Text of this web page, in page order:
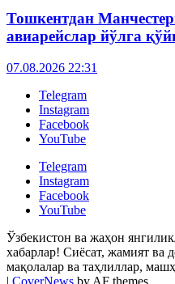
Тошкентдан
авиарейслар йўлга
07.08.2026 22:31
Telegram
Instagram
Facebook
YouTube
Telegram
Instagram
Facebook
YouTube
Ўзбекистон ва жаҳон
хабарлар! Сиёсат, жамият ва
мақолалар ва таҳлиллар,
| CoverNews by AF themes.